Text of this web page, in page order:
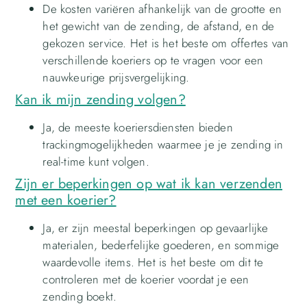
De kosten variëren afhankelijk van de grootte en
het gewicht van de zending, de afstand, en de
gekozen service. Het is het beste om offertes van
verschillende koeriers op te vragen voor een
nauwkeurige prijsvergelijking.
Kan ik mijn zending volgen?
Ja, de meeste koeriersdiensten bieden
trackingmogelijkheden waarmee je je zending in
real-time kunt volgen.
Zijn er beperkingen op wat ik kan verzenden
met een koerier?
Ja, er zijn meestal beperkingen op gevaarlijke
materialen, bederfelijke goederen, en sommige
waardevolle items. Het is het beste om dit te
controleren met de koerier voordat je een
zending boekt.